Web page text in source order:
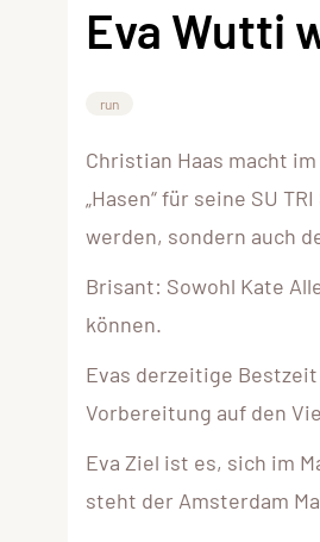
Eva Wutti
run
Christian Haas macht
„Hasen“ für seine SU
werden, sondern auch
Brisant: Sowohl Kate
können.
Evas derzeitige
Vorbereitung auf den
Eva Ziel ist es, sich im
steht der Amsterdam